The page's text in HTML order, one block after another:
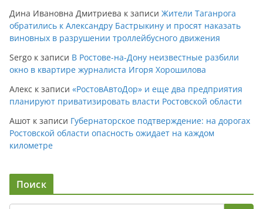
Дина Ивановна Дмитриева к записи Жители Таганрога
обратились к Александру Бастрыкину и просят наказать
виновных в разрушении троллейбусного движения
Sergo к записи В Ростове-на-Дону неизвестные разбили
окно в квартире журналиста Игоря Хорошилова
Алекс к записи «РостовАвтоДор» и еще два предприятия
планируют приватизировать власти Ростовской области
Ашот к записи Губернаторское подтверждение: на дорогах
Ростовской области опасность ожидает на каждом
километре
Поиск